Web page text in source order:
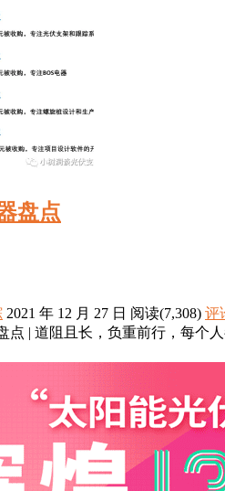
盘点
2021 年 12 月 27 日 阅读(7,308) 评
点 | 道阻且长，负重前行，每个